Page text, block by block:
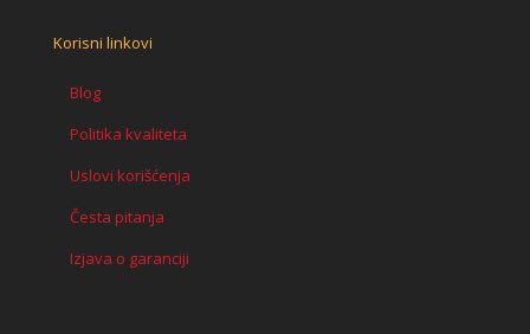
Korisni linkovi
Blog
Politika kvaliteta
Uslovi korišćenja
Česta pitanja
Izjava o garanciji